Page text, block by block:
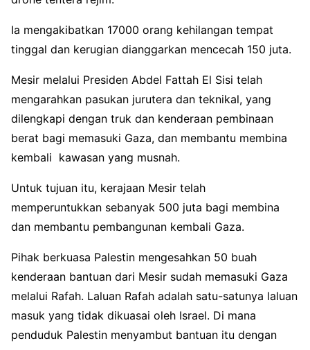
Ia mengakibatkan 17000 orang kehilangan tempat
tinggal dan kerugian dianggarkan mencecah 150 juta.
Mesir melalui Presiden Abdel Fattah El Sisi telah
mengarahkan pasukan jurutera dan teknikal, yang
dilengkapi dengan truk dan kenderaan pembinaan
berat bagi memasuki Gaza, dan membantu membina
kembali kawasan yang musnah.
Untuk tujuan itu, kerajaan Mesir telah
memperuntukkan sebanyak 500 juta bagi membina
dan membantu pembangunan kembali Gaza.
Pihak berkuasa Palestin mengesahkan 50 buah
kenderaan bantuan dari Mesir sudah memasuki Gaza
melalui Rafah. Laluan Rafah adalah satu-satunya laluan
masuk yang tidak dikuasai oleh Israel. Di mana
penduduk Palestin menyambut bantuan itu dengan